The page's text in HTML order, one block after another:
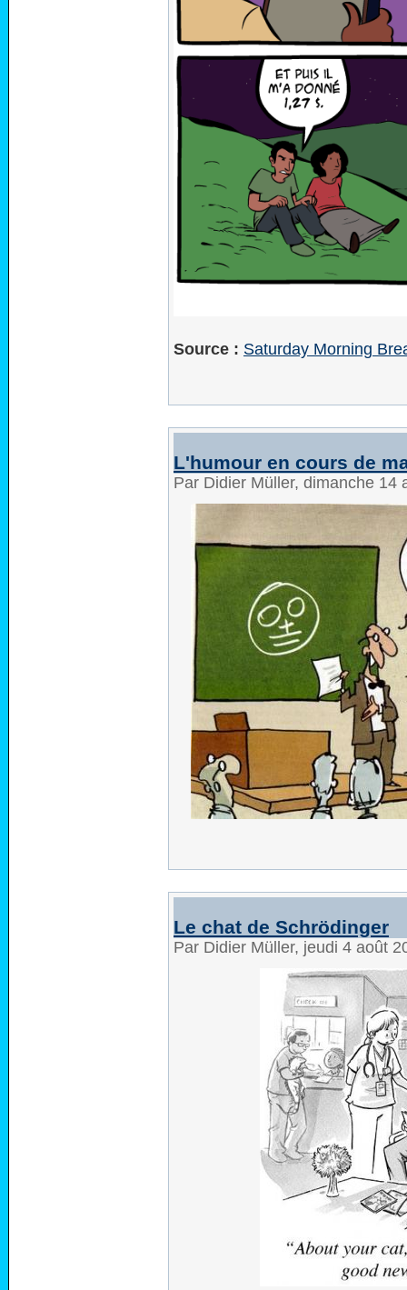
Source : Saturday Morning
L'humour en cours de
Par Didier Müller, dimanche 14
Le chat de Schrödinger
Par Didier Müller, jeudi 4 août